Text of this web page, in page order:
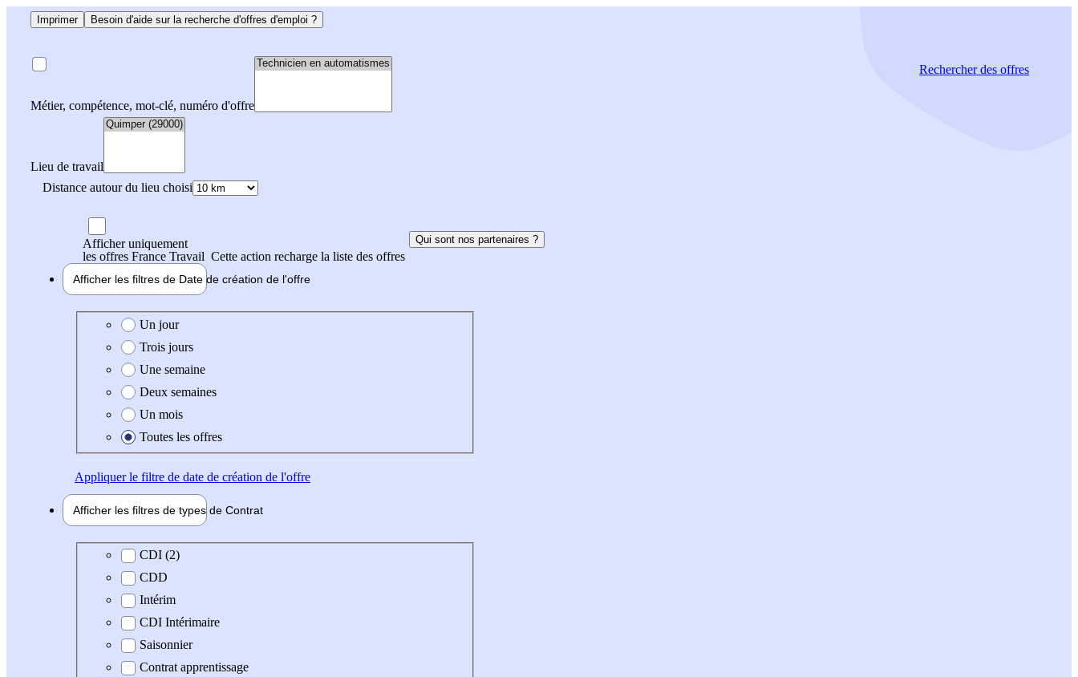
Imprimer Besoin d'aide sur la recherche d'offres d'emploi ?
Métier, compétence, mot-clé, numéro d'offre
Lieu de travail
Distance autour du lieu choisi
Rechercherdes offres
Afficher uniquement
les offres France Travail Cette action recharge la liste des offres
Qui sont nos partenaires ?
Afficher les filtres de Date de création de l'offre
Date de création de l'offre
Un jour
Trois jours
Une semaine
Deux semaines
Un mois
Toutes les offres
Appliquerle filtre de date de création de l'offre
Afficher les filtres de types de Contrat
Type de contrat
CDI (2)
CDD
Intérim
CDI Intérimaire
Saisonnier
Contrat apprentissage